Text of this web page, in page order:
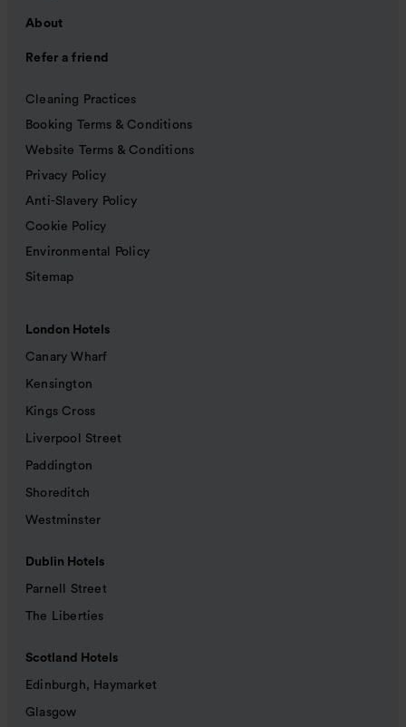
About
Refer a friend
Cleaning Practices
Booking Terms & Conditions
Website Terms & Conditions
Privacy Policy
Anti-Slavery Policy
Cookie Policy
Environmental Policy
Sitemap
London Hotels
Canary Wharf
Kensington
Kings Cross
Liverpool Street
Paddington
Shoreditch
Westminster
Dublin Hotels
Parnell Street
The Liberties
Scotland Hotels
Edinburgh, Haymarket
Glasgow